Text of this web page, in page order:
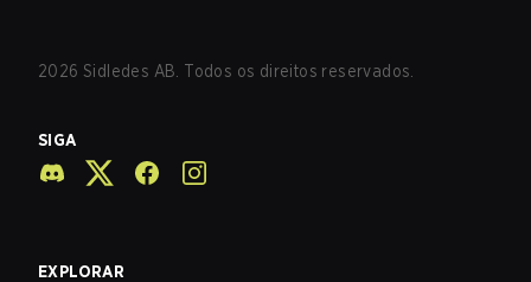
2026 Sidledes AB. Todos os direitos reservados.
SIGA
EXPLORAR